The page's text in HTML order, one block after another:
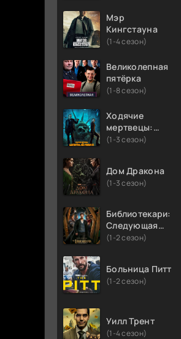
Мэр
Кингстауна
(1-4 сезон)
Великолепная
пятёрка
(1-8 сезон)
Ходячие
мертвецы:
Мертвый
(1-3 сезон)
Дом Дракона
(1-3 сезон)
Библиотекари:
Следующая
глава
(1-2 сезон)
Больница Питт
(1-2 сезон)
Уилл Трент
(1-4 сезон)